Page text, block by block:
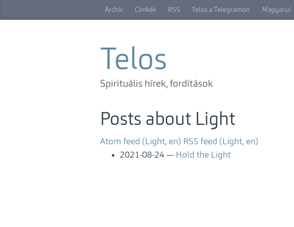
Archív Címkék RSS Telos a Telegramon Magyarul
Telos
Spirituális hírek, fordítások
Posts about Light
Atom feed (Light, en) RSS feed (Light, en)
2021-08-24
Hold the Light